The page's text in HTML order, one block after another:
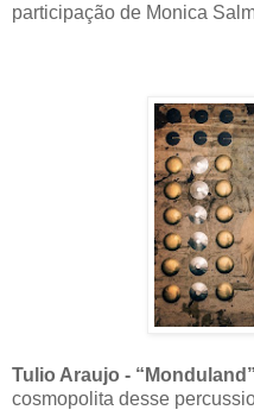
participação de Monica
Tulio Araujo - “Monduland”
cosmopolita desse